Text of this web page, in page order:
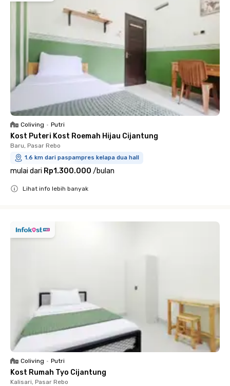
Coliving • Putri
Kost Puteri Kost Roemah Hijau Cijantung
Baru, Pasar Rebo
1.6 km dari paspampres kelapa dua hall
mulai dari Rp1.300.000 /bulan
Lihat info lebih banyak
Coliving • Putri
Kost Rumah Tyo Cijantung
Kalisari, Pasar Rebo